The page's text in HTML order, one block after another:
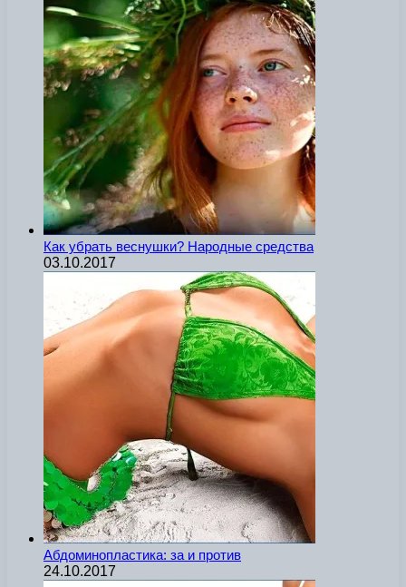
Как убрать веснушки? Народные средства
03.10.2017
Абдоминопластика: за и против
24.10.2017